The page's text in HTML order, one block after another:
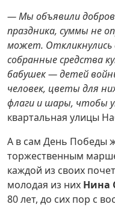
— Мы объявили
праздника, суммы не
может. Откликнулись
собранные средства
бабушек — детей
человек, цветы для
флаги и шары, чтобы
квартальная улицы
А в сам День Победы
торжественным
каждой из своих
молодая из них Нина
80 лет, до сих пор с